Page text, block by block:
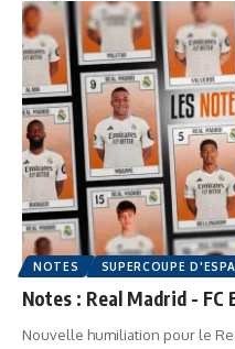
NOTES SUPERCOUPE
Notes : Real Madrid - FC
Nouvelle humiliation pour le